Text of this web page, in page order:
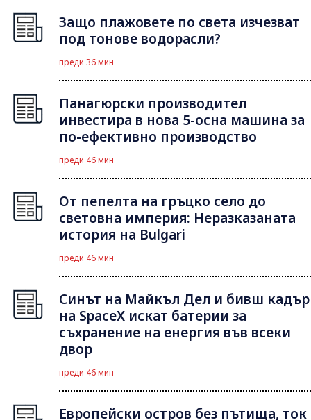
Защо плажовете по света изчезват
под тонове водорасли?
преди 36 мин
Панагюрски производител
инвестира в нова 5-осна машина за
по-ефективно производство
преди 46 мин
От пепелта на гръцко село до
световна империя: Неразказаната
история на Bulgari
преди 46 мин
Синът на Майкъл Дeл и бивш кадър
на SpaceX искат батерии за
съхранение на енергия във всеки
двор
преди 46 мин
Европейски остров без пътища, ток